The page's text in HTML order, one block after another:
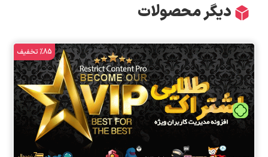
دیگر محصولات
تومان
%85 تخفیف